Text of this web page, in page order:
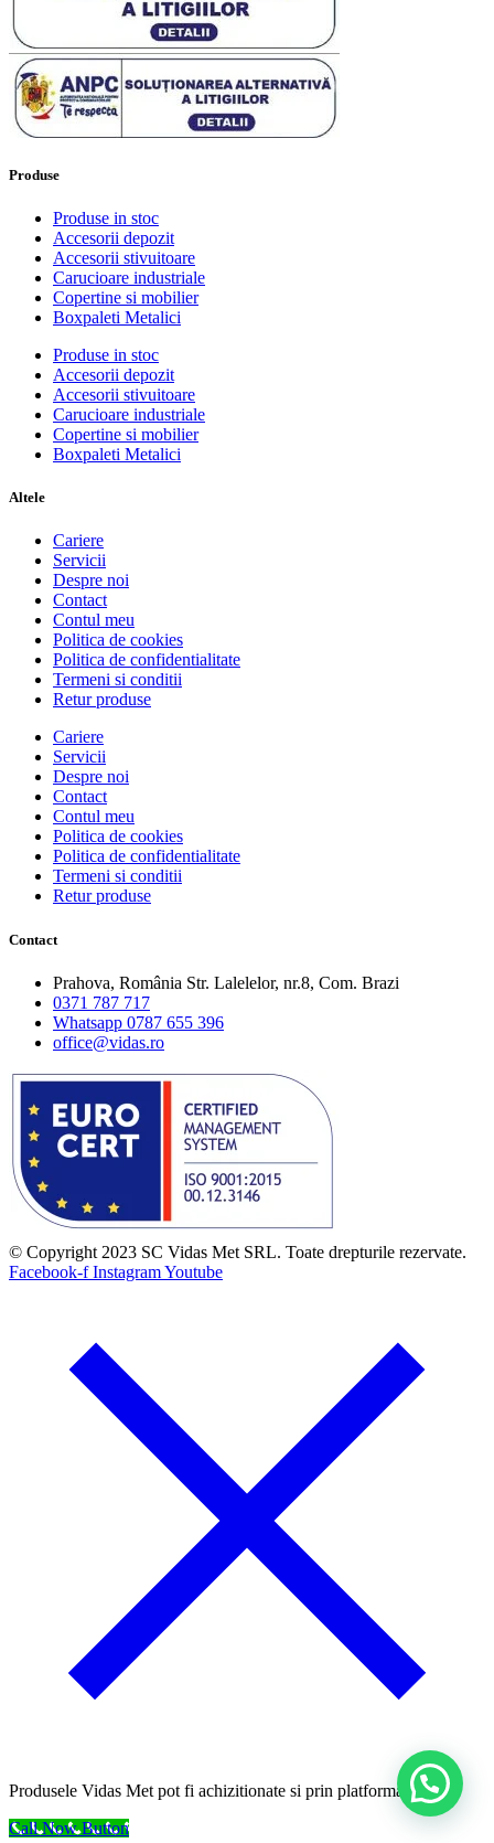
Produse
Produse in stoc
Accesorii depozit
Accesorii stivuitoare
Carucioare industriale
Copertine si mobilier
Boxpaleti Metalici
Produse in stoc
Accesorii depozit
Accesorii stivuitoare
Carucioare industriale
Copertine si mobilier
Boxpaleti Metalici
Altele
Cariere
Servicii
Despre noi
Contact
Contul meu
Politica de cookies
Politica de confidentialitate
Termeni si conditii
Retur produse
Cariere
Servicii
Despre noi
Contact
Contul meu
Politica de cookies
Politica de confidentialitate
Termeni si conditii
Retur produse
Contact
Prahova, România Str. Lalelelor, nr.8, Com. Brazi
0371 787 717
Whatsapp 0787 655 396
office@vidas.ro
© Copyright 2023 SC Vidas Met SRL. Toate drepturile rezervate.
Facebook-f InstagramYoutube
Produsele Vidas Met pot fi achizitionate si prin platforma SEAP.
Call Now Button